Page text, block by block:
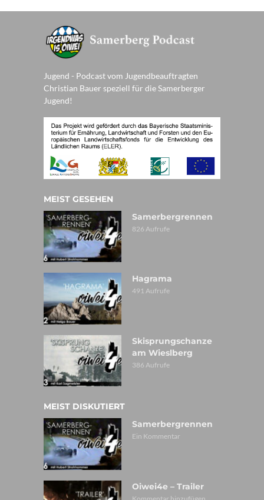
Jugend - Podcast vom Jugendbeauftragten
Christian Bauer speziell für die Samerberger
Jugend!
MEIST GESEHEN
Samerbergrennen
826 Aufrufe
Hagrama
491 Aufrufe
Skisprungschanze
am Wieslberg
386 Aufrufe
MEIST DISKUTIERT
Samerbergrennen
Ein Kommentar
Oiwei4e – Trailer